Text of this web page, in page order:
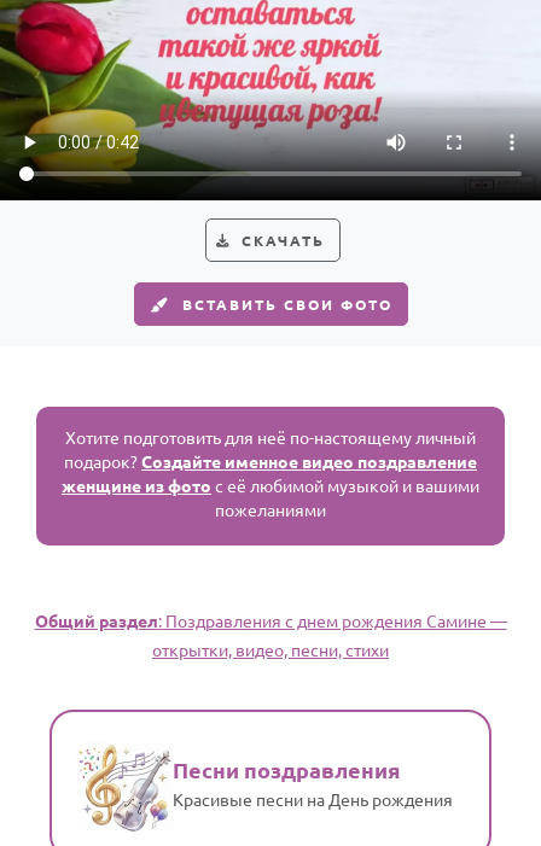
СКАЧАТЬ
ВСТАВИТЬ СВОИ ФОТО
Хотите подготовить для неё по-настоящему личный
подарок?Создайте именное видео поздравление
женщине из фото с её любимой музыкой и вашими
пожеланиями
Общий раздел: Поздравления с днем рождения Самине —
открытки, видео, песни, стихи
Песни поздравления
Красивые песни на День рождения